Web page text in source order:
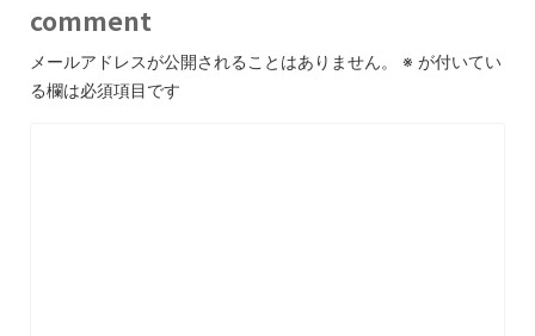
comment
メールアドレスが公開されることはありません。 ※ が付いてい
る欄は必須項目です